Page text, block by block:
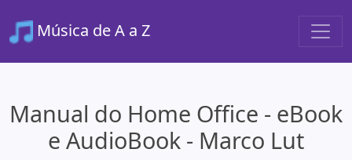
Música de A a Z
Manual do Home Office - eBook
e AudioBook - Marco Lut